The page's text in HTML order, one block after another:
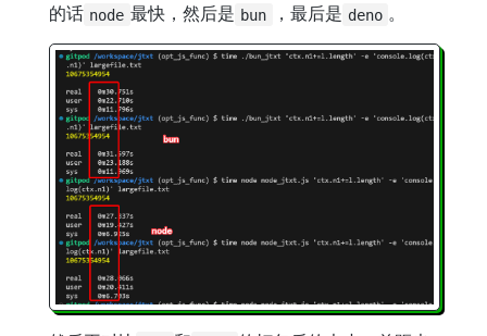
的话 node 最快，然后是 bun ，最后是 deno 。